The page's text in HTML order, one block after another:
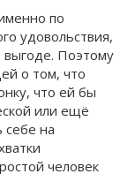
по
удовольствия,
Поэтому
о том, что
что ей бы
или ещё
себе на
человек